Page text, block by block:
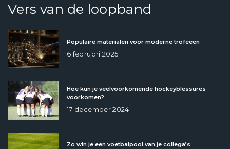
Vers van de loopband
Populaire materialen voor moderne trofeeën
6 februari 2025
Hoe kun je veelvoorkomende hockeyblessures
voorkomen?
17 december 2024
Zo win je een voetbalpool van je collega’s